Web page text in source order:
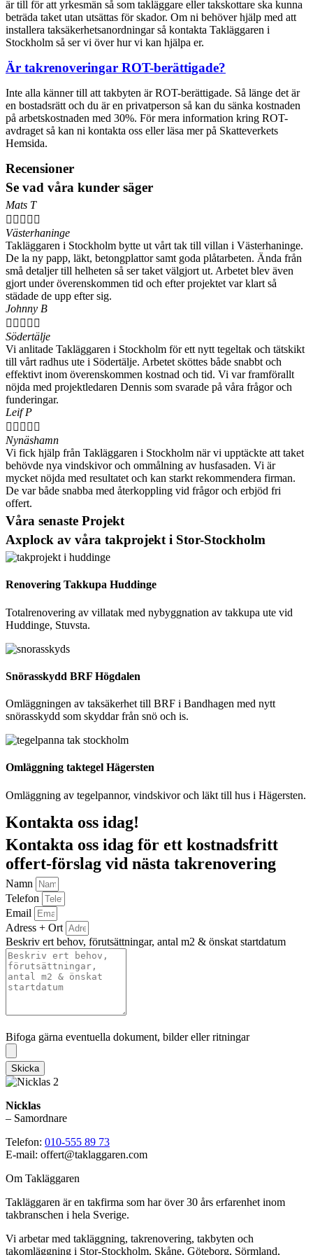
är till för att yrkesmän så som takläggare eller takskottare ska kunna
beträda taket utan utsättas för skador. Om ni behöver hjälp med att
installera taksäkerhetsanordningar så kontakta Takläggaren i
Stockholm så ser vi över hur vi kan hjälpa er.
Är takrenoveringar ROT-berättigade?
Inte alla känner till att takbyten är ROT-berättigade. Så länge det är
en bostadsrätt och du är en privatperson så kan du sänka kostnaden
på arbetskostnaden med 30%. För mera information kring ROT-
avdraget så kan ni kontakta oss eller läsa mer på Skatteverkets
Hemsida.
Recensioner
Se vad våra kunder säger
Mats T
    
Västerhaninge
Takläggaren i Stockholm bytte ut vårt tak till villan i Västerhaninge.
De la ny papp, läkt, betongplattor samt goda plåtarbeten. Ända från
små detaljer till helheten så ser taket välgjort ut. Arbetet blev även
gjort under överenskommen tid och efter projektet var klart så
städade de upp efter sig.
Johnny B
    
Södertälje
Vi anlitade Takläggaren i Stockholm för ett nytt tegeltak och tätskikt
till vårt radhus ute i Södertälje. Arbetet sköttes både snabbt och
effektivt inom överenskommen kostnad och tid. Vi var framförallt
nöjda med projektledaren Dennis som svarade på våra frågor och
funderingar.
Leif P
    
Nynäshamn
Vi fick hjälp från Takläggaren i Stockholm när vi upptäckte att taket
behövde nya vindskivor och ommålning av husfasaden. Vi är
mycket nöjda med resultatet och kan starkt rekommendera firman.
De var både snabba med återkoppling vid frågor och erbjöd fri
offert.
Våra senaste Projekt
Axplock av våra takprojekt i Stor-Stockholm
Renovering Takkupa Huddinge
Totalrenovering av villatak med nybyggnation av takkupa ute vid
Huddinge, Stuvsta.
Snörasskydd BRF Högdalen
Omläggningen av taksäkerhet till BRF i Bandhagen med nytt
snörasskydd som skyddar från snö och is.
Omläggning taktegel Hägersten
Omläggning av tegelpannor, vindskivor och läkt till hus i Hägersten.
Kontakta oss idag!
Kontakta oss idag för ett kostnadsfritt
offert-förslag vid nästa takrenovering
Namn
Telefon
Email
Adress + Ort
Beskriv ert behov, förutsättningar, antal m2 & önskat startdatum
Bifoga gärna eventuella dokument, bilder eller ritningar
Skicka
Nicklas
– Samordnare
Telefon: 010-555 89 73
E-mail: offert@taklaggaren.com
Om Takläggaren
Takläggaren är en takfirma som har över 30 års erfarenhet inom
takbranschen i hela Sverige.
Vi arbetar med takläggning, takrenovering, takbyten och
takomläggning i Stor-Stockholm, Skåne, Göteborg, Sörmland,